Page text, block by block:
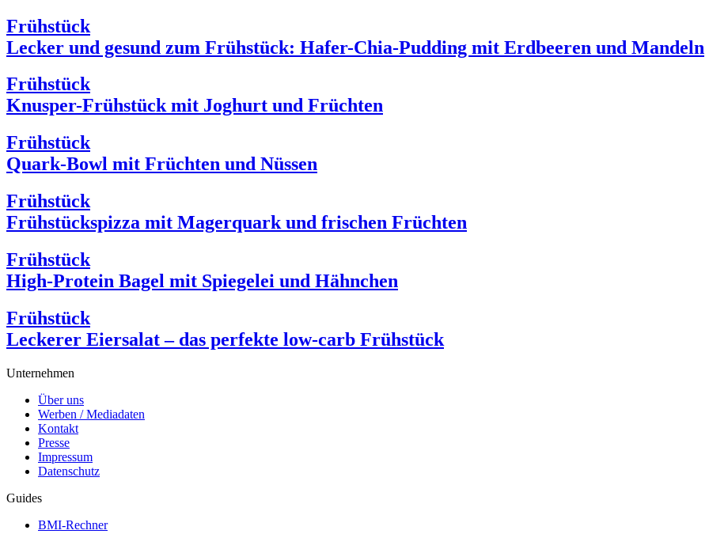
Frühstück
Lecker und gesund zum Frühstück: Hafer-Chia-Pudding mit Erdbeeren und Mandeln
Frühstück
Knusper-Frühstück mit Joghurt und Früchten
Frühstück
Quark-Bowl mit Früchten und Nüssen
Frühstück
Frühstückspizza mit Magerquark und frischen Früchten
Frühstück
High-Protein Bagel mit Spiegelei und Hähnchen
Frühstück
Leckerer Eiersalat – das perfekte low-carb Frühstück
Unternehmen
Über uns
Werben / Mediadaten
Kontakt
Presse
Impressum
Datenschutz
Guides
BMI-Rechner